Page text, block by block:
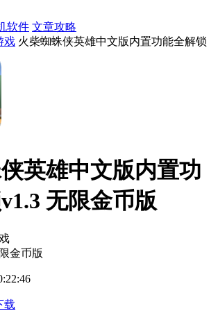
软件 文章攻略
戏 火柴蜘蛛侠英雄中文版内置功能全解锁
英雄中文版内置功
无限金币版
金币版
载